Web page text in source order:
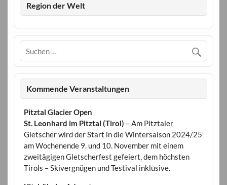
Region der Welt
Kommende Veranstaltungen
Pitztal Glacier Open
St. Leonhard im Pitztal (Tirol) – Am Pitztaler
Gletscher wird der Start in die Wintersaison 2024/25
am Wochenende 9. und 10. November mit einem
zweitägigen Gletscherfest gefeiert, dem höchsten
Tirols – Skivergnügen und Testival inklusive.